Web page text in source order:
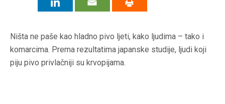
Ništa ne paše kao hladno pivo ljeti, kako ljudima – tako i
komarcima. Prema rezultatima japanske studije, ljudi koji
piju pivo privlačniji su krvopijama.